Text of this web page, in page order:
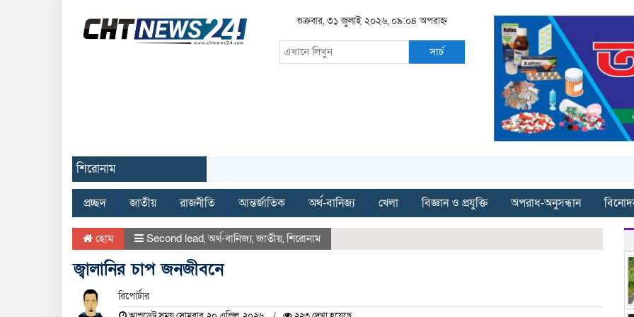
শুক্রবার, ৩১ জুলাই ২০২৬, ০৯:০৪ অপরাহ্ন
সার্চ
শিরোনাম
প্রচ্ছদ জাতীয় রাজনীতি আন্তর্জাতিক অর্থ-বানিজ্য খেলা বিজ্ঞান ও প্রযুক্তি অপরাধ-অনুসন্ধান
হোম Second lead,অর্থ-বানিজ্য,জাতীয়,শিরোনাম
জ্বালানির চাপ জনজীবনে
রিপোর্টার